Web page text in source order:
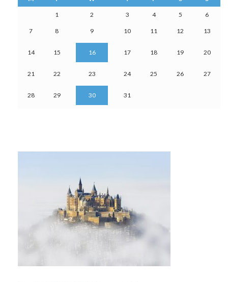
1 2 3 4 5 6
7 8 9 10 11 12 13
14 15 16 17 18 19 20
21 22 23 24 25 26 27
28 29 30 31